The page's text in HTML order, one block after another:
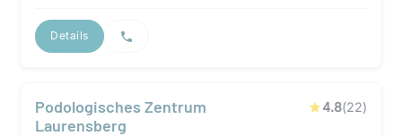
Details
Podologisches Zentrum
Laurensberg
4.8(22)